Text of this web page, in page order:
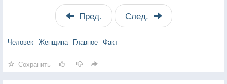
Пред. След.
Человек Женщина Главное Факт
Сохранить